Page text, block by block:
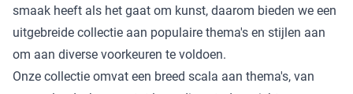
smaak heeft als het gaat om kunst, daarom bieden we een
uitgebreide collectie aan populaire thema's en stijlen aan
om aan diverse voorkeuren te voldoen.
Onze collectie omvat een breed scala aan thema's, van